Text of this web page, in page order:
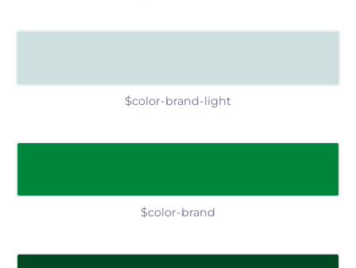
$color-brand-light
$color-brand